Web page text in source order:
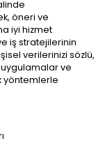
öneri ve
iyi hizmet
iş stratejilerinin
verilerinizi sözlü,
ve
yöntemlerle